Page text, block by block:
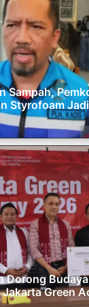
Sampah,
Styrofoam
Dorong
Jakarta Green